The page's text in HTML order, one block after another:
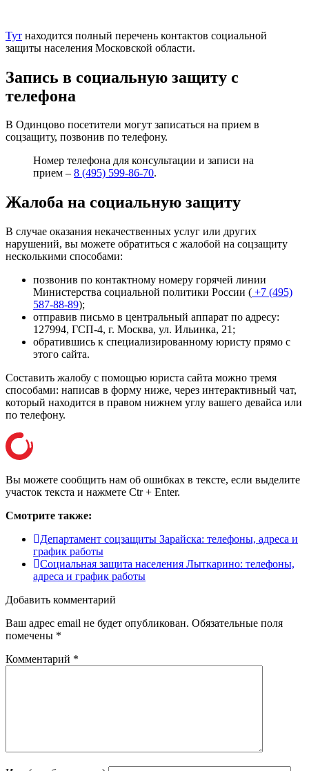
Тут находится полный перечень контактов социальной
защиты населения Московской области.
Запись в социальную защиту с
телефона
В Одинцово посетители могут записаться на прием в
соцзащиту, позвонив по телефону.
Номер телефона для консультации и записи на
прием – 8 (495) 599-86-70.
Жалоба на социальную защиту
В случае оказания некачественных услуг или других
нарушений, вы можете обратиться с жалобой на соцзащиту
несколькими способами:
позвонив по контактному номеру горячей линии
Министерства социальной политики России ( +7 (495)
587-88-89);
отправив письмо в центральный аппарат по адресу:
127994, ГСП-4, г. Москва, ул. Ильинка, 21 ;
обратившись к специализированному юристу прямо с
этого сайта.
Составить жалобу с помощью юриста сайта можно тремя
способами: написав в форму ниже, через интерактивный чат,
который находится в правом нижнем углу вашего девайса или
по телефону.
Вы можете сообщить нам об ошибках в тексте, если выделите
участок текста и нажмете Ctr + Enter.
Смотрите также:
Департамент соцзащиты Зарайска: телефоны, адреса и
график работы
Социальная защита населения Лыткарино: телефоны,
адреса и график работы
Добавить комментарий
Ваш адрес email не будет опубликован. Обязательные поля
помечены *
Комментарий *